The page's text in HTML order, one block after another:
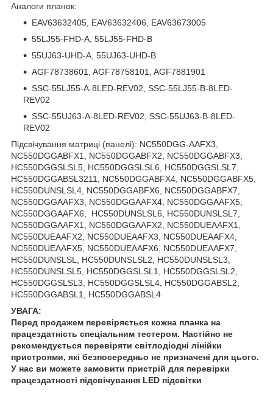
Аналоги планок:
EAV63632405, EAV63632406, EAV63673005
55LJ55-FHD-A, 55LJ55-FHD-B
55UJ63-UHD-A, 55UJ63-UHD-B
AGF78738601, AGF78758101, AGF7881901
SSC-55LJ55-A-8LED-REV02, SSC-55LJ55-B-8LED-
REV02
SSC-55UJ63-A-8LED-REV02, SSC-55UJ63-B-8LED-
REV02
Підсвічування матриці (панелі): NC550DGG-AAFX3,
NC550DGGABFX1, NC550DGGABFX2, NC550DGGABFX3,
HC550DGGSLSL5, HC550DGGSLSL6, HC550DGGSLSL7,
HC550DGGABSL3211, NC550DGGABFX4, NC550DGGABFX5,
HC550DUNSLSL4, NC550DGGABFX6, NC550DGGABFX7,
NC550DGGAAFX3, NC550DGGAAFX4, NC550DGGAAFX5,
NC550DGGAAFX6, HC550DUNSLSL6, HC550DUNSLSL7,
NC550DGGAAFX1, NC550DGGAAFX2, NC550DUEAAFX1,
NC550DUEAAFX2, NC550DUEAAFX3, NC550DUEAAFX4,
NC550DUEAAFX5, NC550DUEAAFX6, NC550DUEAAFX7,
HC550DUNSLSL, HC550DUNSLSL2, HC550DUNSLSL3,
HC550DUNSLSL5, HC550DGGSLSL1, HC550DGGSLSL2,
HC550DGGSLSL3, HC550DGGSLSL4, HC550DGGABSL2,
HC550DGGABSL1, HC550DGGABSL4
УВАГА:
Перед продажем перевіряється кожна планка на
працездатність спеціальним тестером. Настійно не
рекомендується перевіряти світлодіодні лінійки
пристроями, які безпосередньо не призначені для цього.
У нас ви можете замовити пристрій для перевірки
працездатності підсвічування LED підсвітки